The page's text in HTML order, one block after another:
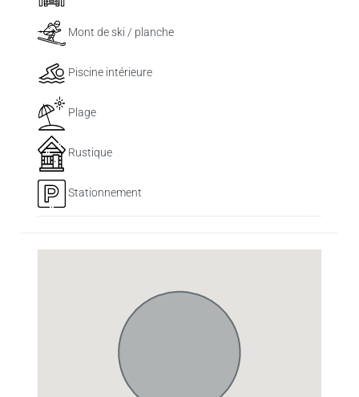
Mont de ski / planche
Piscine intérieure
Plage
Rustique
Stationnement